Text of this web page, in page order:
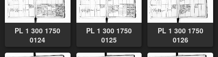
PL 1 300 1750
0124
PL 1 300 1750
0125
PL 1 300 1750
0126